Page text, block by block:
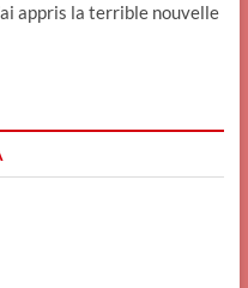
appris la terrible nouvelle